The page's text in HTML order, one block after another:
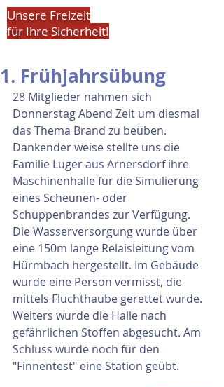
Unsere Freizeit
für Ihre Sicherheit!
1. Frühjahrsübung
28 Mitglieder nahmen sich
Donnerstag Abend Zeit um diesmal
das Thema Brand zu beüben.
Dankender weise stellte uns die
Familie Luger aus Arnersdorf ihre
Maschinenhalle für die Simulierung
eines Scheunen- oder
Schuppenbrandes zur Verfügung.
Die Wasserversorgung wurde über
eine 150m lange Relaisleitung vom
Hürmbach hergestellt. Im Gebäude
wurde eine Person vermisst, die
mittels Fluchthaube gerettet wurde.
Weiters wurde die Halle nach
gefährlichen Stoffen abgesucht. Am
Schluss wurde noch für den
"Finnentest" eine Station geübt.